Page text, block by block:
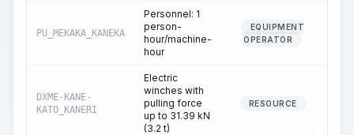
PU_MEKAKA_KANEKA
Personnel: 1
person-
hour/machine-
hour
EQUIPMENT
OPERATOR
DXME-KANE-
KATO_KANERI
Electric
winches with
pulling force
up to 31.39 kN
(3.2 t)
RESOURCE